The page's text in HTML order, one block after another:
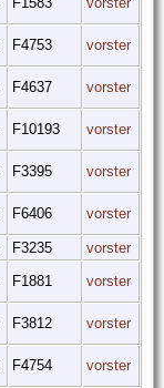
F4753 vorster
F4637 vorster
F10193 vorster
F3395 vorster
F6406 vorster
F3235
vorster
F1881 vorster
F3812 vorster
F4754 vorster